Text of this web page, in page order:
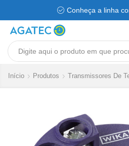
Conheça a linha
Início Produtos Transmissores De